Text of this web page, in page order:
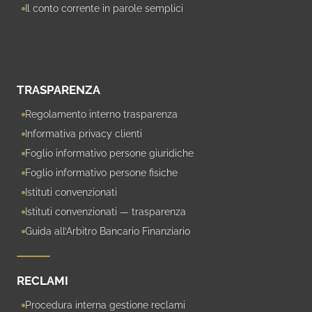
Il conto corrente in parole semplici
TRASPARENZA
Regolamento interno trasparenza
Informativa privacy clienti
Foglio informativo persone giuridiche
Foglio informativo persone fisiche
Istituti convenzionati
Istituti convenzionati — trasparenza
Guida all’Arbitro Bancario Finanziario
RECLAMI
Procedura interna gestione reclami